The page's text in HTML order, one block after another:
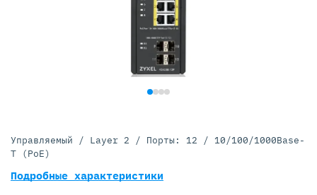
Управляемый / Layer 2 / Порты: 12 / 10/100/1000Base-
T (PoE)
Подробные характеристики